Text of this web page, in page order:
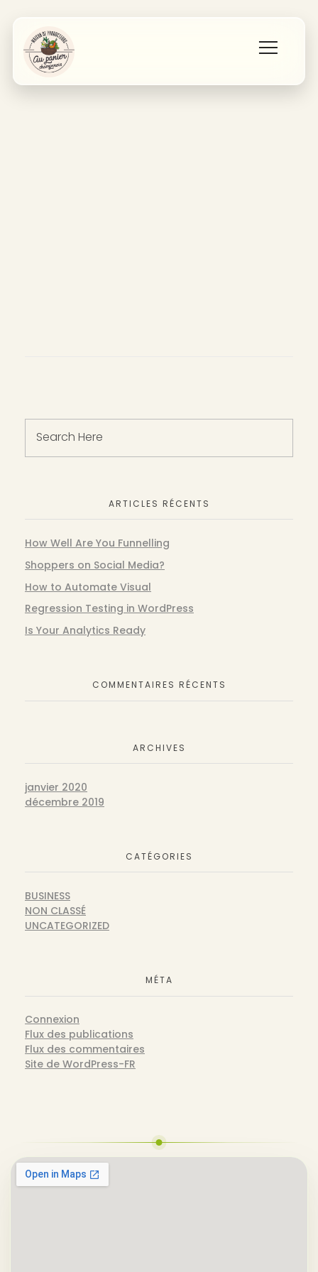
ARTICLES RÉCENTS
How Well Are You Funnelling
Shoppers on Social Media?
How to Automate Visual
Regression Testing in WordPress
Is Your Analytics Ready
COMMENTAIRES RÉCENTS
ARCHIVES
janvier 2020
décembre 2019
CATÉGORIES
BUSINESS
NON CLASSÉ
UNCATEGORIZED
MÉTA
Connexion
Flux des publications
Flux des commentaires
Site de WordPress-FR